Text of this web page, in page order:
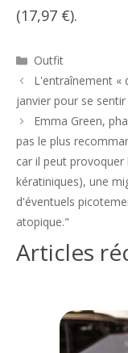
(17,97 €).
Catégories
Outfit
Navigation
des
articles
L'entraînement «
janvier pour se
Emma Green,
pas le plus
car il peut
kératiniques), une
d'éventuels
atopique."
Articles